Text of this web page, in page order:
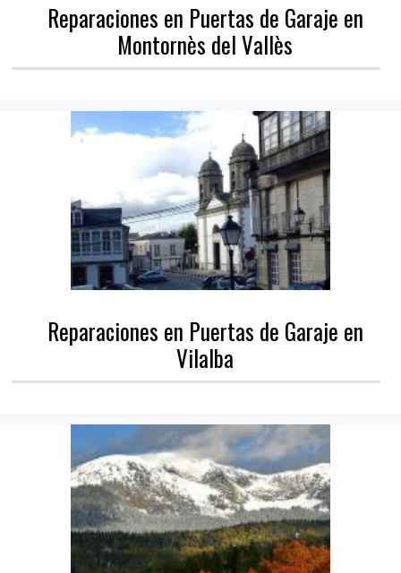
Reparaciones en Puertas de Garaje en
Montornès del Vallès
Reparaciones en Puertas de Garaje en
Vilalba